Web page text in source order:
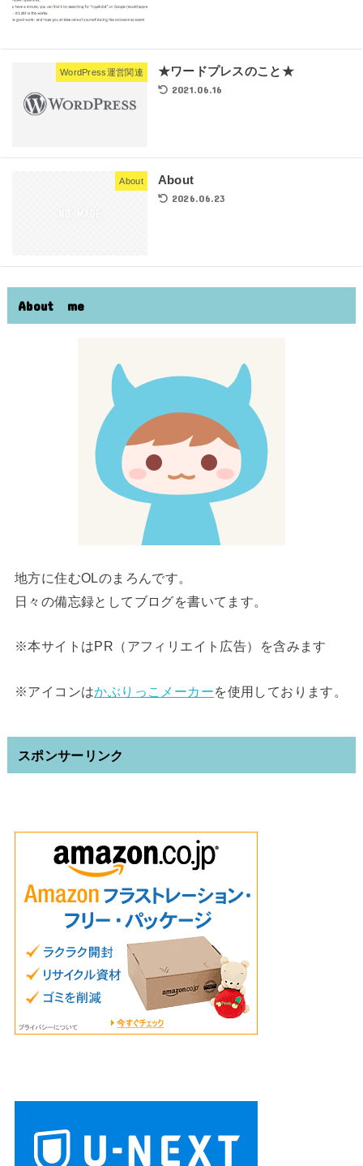
WordPress運営関連 ★ワードプレスのこと★
2021.06.16
About About
2026.06.23
About me
地方に住むOLのまろんです。
日々の備忘録としてブログを書いてます。
※本サイトはPR（アフィリエイト広告）を含みます
※アイコンはかぶりっこメーカーを使用しております。
スポンサーリンク